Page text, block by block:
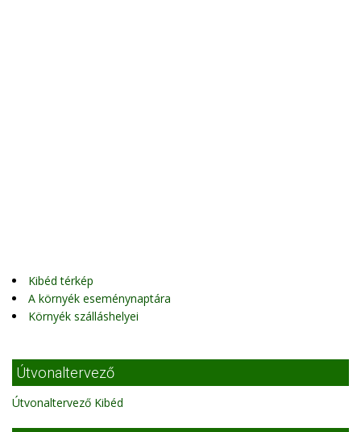
Kibéd térkép
A környék eseménynaptára
Környék szálláshelyei
Útvonaltervező
Útvonaltervező Kibéd